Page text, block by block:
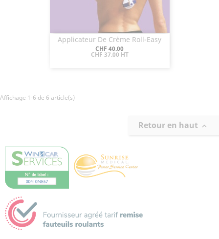
Applicateur De Crème Roll-Easy
Prix
CHF 40.00
CHF 37.00 HT
Aperçu rapide
Affichage 1-6 de 6 article(s)
Retour en haut 